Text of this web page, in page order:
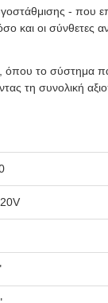
- που
και οι σύνθετες
το σύστημα
τη συνολική